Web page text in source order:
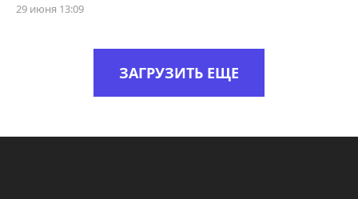
29 июня 13:09
ЗАГРУЗИТЬ ЕЩЕ